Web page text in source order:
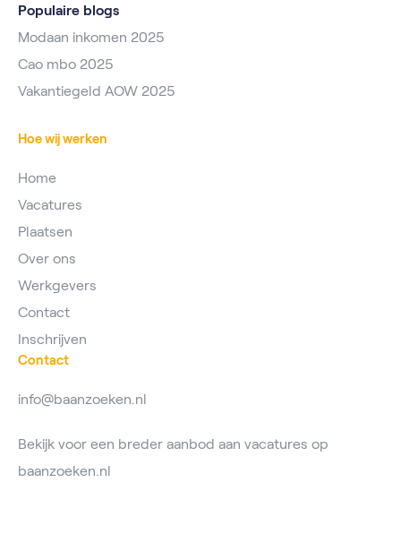
Populaire blogs
Modaan inkomen 2025
Cao mbo 2025
Vakantiegeld AOW 2025
Hoe wij werken
Home
Vacatures
Plaatsen
Over ons
Werkgevers
Contact
Inschrijven
Contact
info@baanzoeken.nl
Bekijk voor een breder aanbod aan vacatures op
baanzoeken.nl